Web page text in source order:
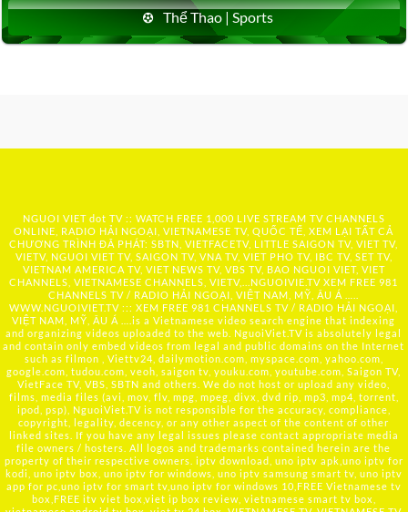
Thể Thao | Sports
NGUOI VIET dot TV :: WATCH FREE 1,000 LIVE STREAM TV CHANNELS
ONLINE, RADIO HẢI NGOẠI, VIETNAMESE TV, QUỐC TẾ, XEM LẠI TẤT CẢ
CHƯƠNG TRÌNH ĐÃ PHÁT: SBTN, VIETFACETV, LITTLE SAIGON TV, VIET TV,
VIETV, NGUOI VIET TV, SAIGON TV, VNA TV, VIET PHO TV, IBC TV, SET TV,
VIETNAM AMERICA TV, VIET NEWS TV, VBS TV, BAO NGUOI VIET, VIET
CHANNELS, VIETNAMESE CHANNELS, VIETV,... NGUOIVIE.TV XEM FREE 981
CHANNELS TV / RADIO HẢI NGOẠI, VIỆT NAM, MỸ, ÂU Á …..
WWW.NGUOIVIET.TV ::: XEM FREE 981 CHANNELS TV / RADIO HẢI NGOẠI,
VIỆT NAM, MỸ, ÂU Á ….is a Vietnamese video search engine that indexing
and organizing videos uploaded to the web. NguoiViet.TV is absolutely legal
and contain only embed videos from legal and public domains on the Internet
such as filmon , Viettv24, dailymotion.com, myspace.com, yahoo.com,
google.com, tudou.com, veoh, saigon tv, youku.com, youtube.com, Saigon TV,
VietFace TV, VBS, SBTN and others. We do not host or upload any video,
films, media files (avi, mov, flv, mpg, mpeg, divx, dvd rip, mp3, mp4, torrent,
ipod, psp), NguoiViet.TV is not responsible for the accuracy, compliance,
copyright, legality, decency, or any other aspect of the content of other
linked sites. If you have any legal issues please contact appropriate media
file owners / hosters. All logos and trademarks contained herein are the
property of their respective owners. iptv download, uno iptv apk,uno iptv for
kodi, uno iptv box, uno iptv for windows, uno iptv samsung smart tv, uno iptv
app for pc,uno iptv for smart tv,uno iptv for windows 10,FREE Vietnamese tv
box,FREE itv viet box,viet ip box review, vietnamese smart tv box,